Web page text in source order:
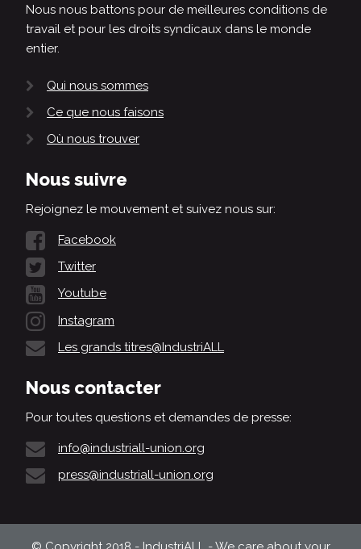
Nous nous battons pour de meilleures conditions de
travail et pour les droits syndicaux dans le monde
entier.
Qui nous sommes
Ce que nous faisons
Où nous trouver
Nous suivre
Rejoignez le mouvement et suivez nous sur:
Facebook
Twitter
Youtube
Instagram
Les grands titres@IndustriALL
Nous contacter
Pour toutes questions et demandes de presse:
info@industriall-union.org
press@industriall-union.org